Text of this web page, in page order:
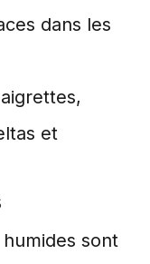
dans les
et
sont